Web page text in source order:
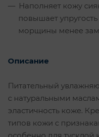
Наполняет кожу
повышает упругость
морщины менее
Описание
Питательный
с натуральными
эластичность коже.
типов кожи с